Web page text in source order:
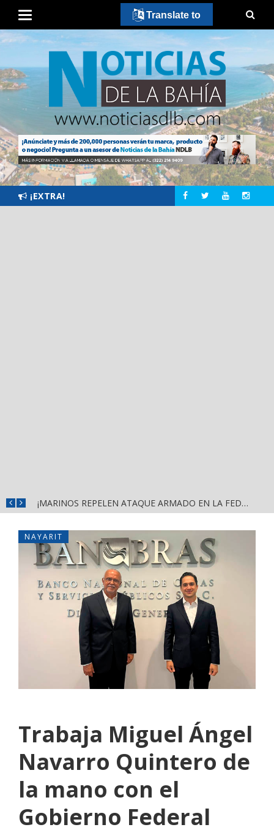
¡EXTRA!
¡MARINOS REPELEN ATAQUE ARMADO EN LA FEDERAL 200; PERDIERON LOS AGRESORES!
NAYARIT
Trabaja Miguel Ángel
Navarro Quintero de
la mano con el
Gobierno Federal
Translate to